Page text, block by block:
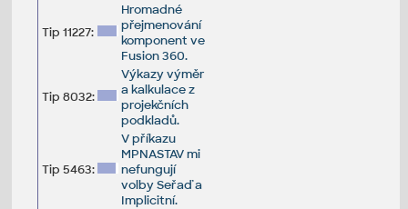
Tip 11227:
Hromadné
přejmenování
komponent ve
Fusion 360.
Tip 8032:
Výkazy výměr
a kalkulace z
projekčních
podkladů.
Tip 5463:
V příkazu
MPNASTAV mi
nefungují
volby Seřaď a
Implicitní.